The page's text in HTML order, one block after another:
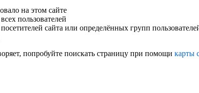
на этом сайте
пользователей
сайта или определённых групп
попробуйте поискать страницу при помощи карты